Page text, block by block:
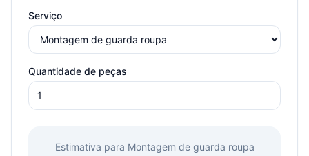
Serviço
Quantidade de peças
Estimativa para Montagem de guarda roupa